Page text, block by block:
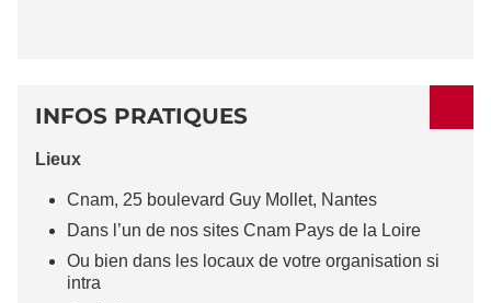
INFOS PRATIQUES
Lieux
Cnam, 25 boulevard Guy Mollet, Nantes
Dans l’un de nos sites Cnam Pays de la Loire
Ou bien dans les locaux de votre organisation si
intra